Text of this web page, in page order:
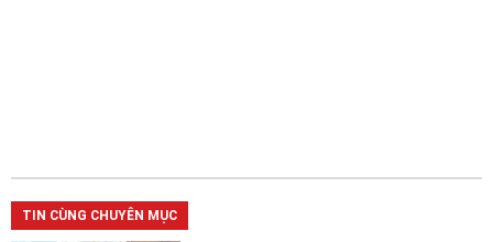
TIN CÙNG CHUYÊN MỤC